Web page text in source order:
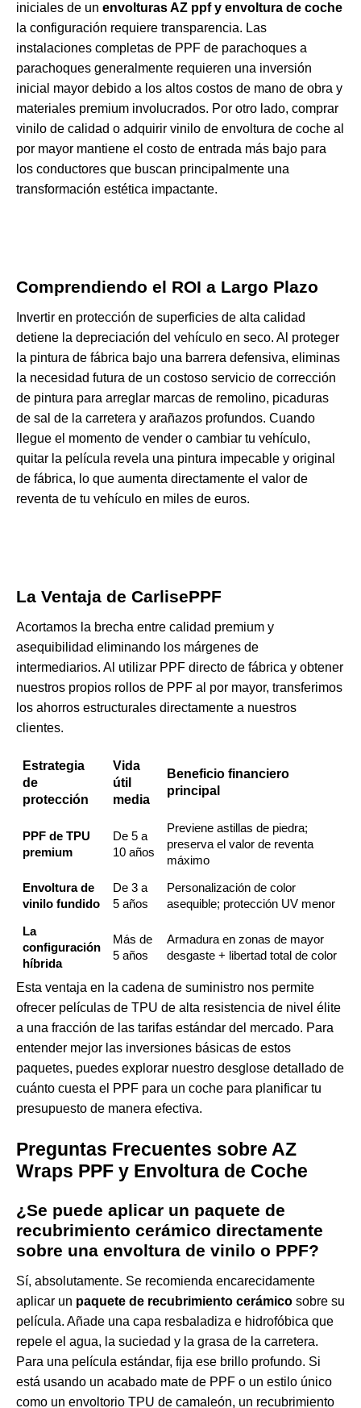
iniciales de un envolturas AZ ppf y envoltura de coche
la configuración requiere transparencia. Las
instalaciones completas de PPF de parachoques a
parachoques generalmente requieren una inversión
inicial mayor debido a los altos costos de mano de obra y
materiales premium involucrados. Por otro lado, comprar
vinilo de calidad o adquirir vinilo de envoltura de coche al
por mayor mantiene el costo de entrada más bajo para
los conductores que buscan principalmente una
transformación estética impactante.
Comprendiendo el ROI a Largo Plazo
Invertir en protección de superficies de alta calidad
detiene la depreciación del vehículo en seco. Al proteger
la pintura de fábrica bajo una barrera defensiva, eliminas
la necesidad futura de un costoso servicio de corrección
de pintura para arreglar marcas de remolino, picaduras
de sal de la carretera y arañazos profundos. Cuando
llegue el momento de vender o cambiar tu vehículo,
quitar la película revela una pintura impecable y original
de fábrica, lo que aumenta directamente el valor de
reventa de tu vehículo en miles de euros.
La Ventaja de CarlisePPF
Acortamos la brecha entre calidad premium y
asequibilidad eliminando los márgenes de
intermediarios. Al utilizar PPF directo de fábrica y obtener
nuestros propios rollos de PPF al por mayor, transferimos
los ahorros estructurales directamente a nuestros
clientes.
Estrategia
de
protección
Vida
útil
media
Beneficio financiero
principal
PPF de TPU
premium
De 5 a
10 años
Previene astillas de piedra;
preserva el valor de reventa
máximo
Envoltura de
vinilo fundido
De 3 a
5 años
Personalización de color
asequible; protección UV menor
La
configuración
híbrida
Más de
5 años
Armadura en zonas de mayor
desgaste + libertad total de color
Esta ventaja en la cadena de suministro nos permite
ofrecer películas de TPU de alta resistencia de nivel élite
a una fracción de las tarifas estándar del mercado. Para
entender mejor las inversiones básicas de estos
paquetes, puedes explorar nuestro desglose detallado de
cuánto cuesta el PPF para un coche para planificar tu
presupuesto de manera efectiva.
Preguntas Frecuentes sobre AZ
Wraps PPF y Envoltura de Coche
¿Se puede aplicar un paquete de
recubrimiento cerámico directamente
sobre una envoltura de vinilo o PPF?
Sí, absolutamente. Se recomienda encarecidamente
aplicar un paquete de recubrimiento cerámico sobre su
película. Añade una capa resbaladiza e hidrofóbica que
repele el agua, la suciedad y la grasa de la carretera.
Para una película estándar, fija ese brillo profundo. Si
está usando un acabado mate de PPF o un estilo único
como un envoltorio TPU de camaleón, un recubrimiento